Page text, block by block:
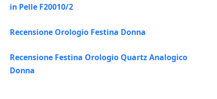
in Pelle F20010/2
Recensione Orologio Festina Donna
Recensione Festina Orologio Quartz Analogico
Donna